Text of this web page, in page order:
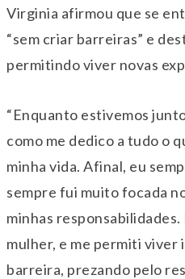
Virginia afirmou que se
“sem criar barreiras” e
permitindo viver novas
“Enquanto estivemos
como me dedico a tudo o
minha vida. Afinal, eu
sempre fui muito focada
minhas responsabilidades.
mulher, e me permiti viver
barreira, prezando pelo